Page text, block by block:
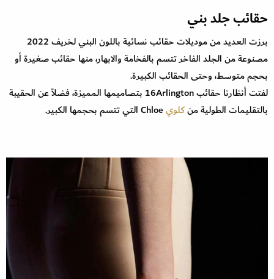
حقائب جلد بني
برزت العديد من موديلات حقائب نسائية باللون البني ‬لخريف 2022
مصنوعة من الجلد الفاخر تتسم بالفخامة والابهار، منها حقائب صغيرة أو
بحجم متوسط، وحتى الحقائب الكبيرة.
لفتت أنظارنا حقائب 16Arlington بتصاميمها المميزة، فضلاً عن الحقيبة
بالتقليمات الطولية منكلوي